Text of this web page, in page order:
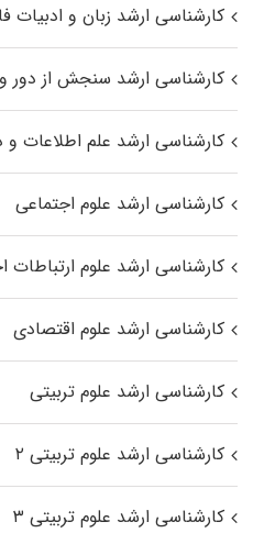
کارشناسی ارشد زبان و ادبیات
کارشناسی ارشد سنجش از دور
کارشناسی ارشد علم اطلاعات
کارشناسی ارشد علوم اجتماعی
کارشناسی ارشد علوم ارتباطات
کارشناسی ارشد علوم اقتصادی
کارشناسی ارشد علوم تربیتی
کارشناسی ارشد علوم تربیتی ۲
کارشناسی ارشد علوم تربیتی ۳